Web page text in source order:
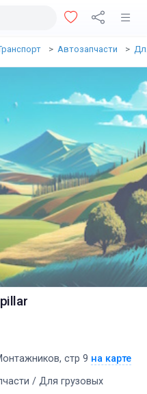
Автозапчасти
стр 9 на карте
/ Для грузовых